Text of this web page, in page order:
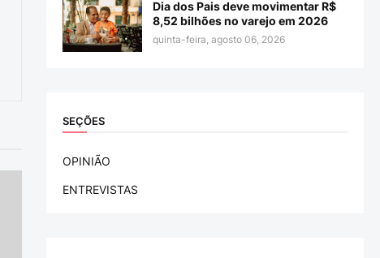
Dia dos Pais deve movimentar R$
8,52 bilhões no varejo em 2026
quinta-feira, agosto 06, 2026
SEÇÕES
OPINIÃO
ENTREVISTAS